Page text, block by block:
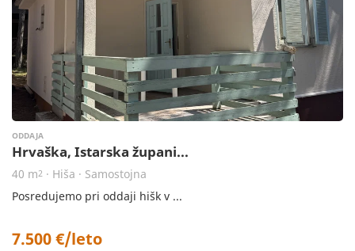
ODDAJA
Hrvaška, Istarska župani...
40 m2 · Hiša · Samostojna
Posredujemo pri oddaji hišk v ...
7.500 €/leto